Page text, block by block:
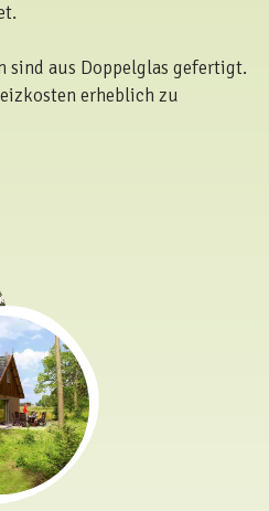
sind aus Doppelglas gefertigt.
erheblich zu